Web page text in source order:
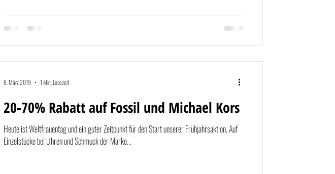
20-70% Rabatt auf Fossil und Michael Kors
Heute ist Weltfrauentag und ein guter Zeitpunkt für den Start unserer Frühjahrsaktion. Auf
Einzelstücke bei Uhren und Schmuck der Marke...
8. März 2019 1 Min. Lesezeit